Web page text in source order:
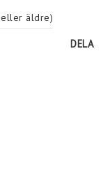
eller äldre)
DELA